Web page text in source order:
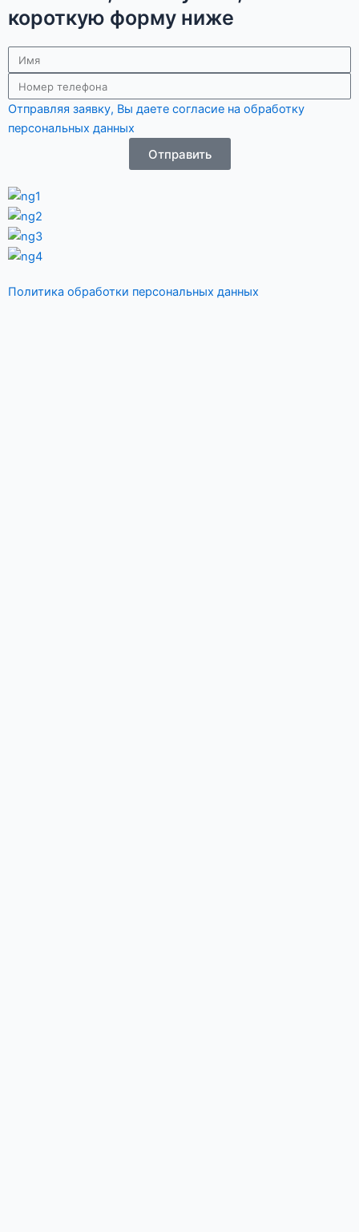
короткую форму ниже
Имя
Телефон
Отправляя заявку, Вы даете согласие на обработку
персональных данных
Отправить
Политика обработки персональных данных